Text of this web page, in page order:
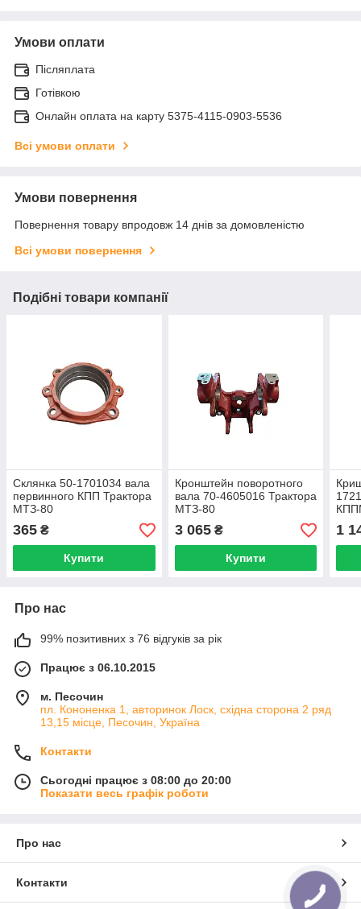
Умови оплати
Післяплата
Готівкою
Онлайн оплата на карту 5375-4115-0903-5536
Всі умови оплати
Умови повернення
Повернення товару впродовж 14 днів за домовленістю
Всі умови повернення
Подібні товари компанії
Склянка 50-1701034 вала
первинного КПП Трактора
МТЗ-80
365 ₴
Купити
Кронштейн поворотного
вала 70-4605016 Трактора
МТЗ-80
3 065₴
Купити
1
Про нас
99% позитивних з 76 відгуків за рік
Працює з 06.10.2015
м. Песочин
пл. Кононенка 1, авторинок Лоск, східна сторона 2 ряд
13,15 місце, Песочин, Україна
Контакти
Сьогодні працює з 08:00 до 20:00
Показати весь графік роботи
Про нас
Контакти